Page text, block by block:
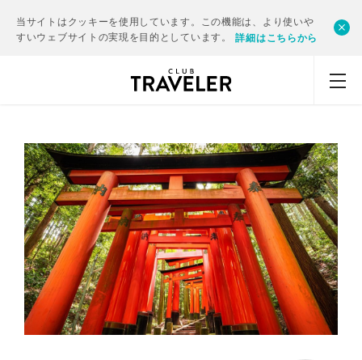
当サイトはクッキーを使用しています。この機能は、より使いや
すいウェブサイトの実現を目的としています。
詳細はこちらから